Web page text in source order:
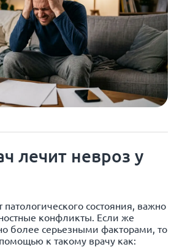
лечит невроз у
патологического состояния, важно
конфликты. Если же
более серьезными факторами, то
помощью к такому врачу как: